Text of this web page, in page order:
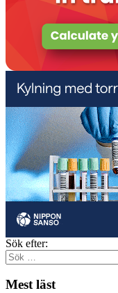
Sök efter:
Mest läst